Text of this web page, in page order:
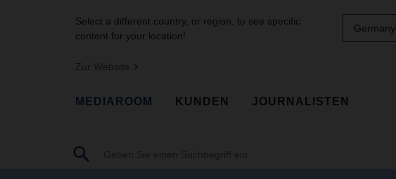
Select a different country, or region, to see specific
content for your location!
Germany
Zur Website
MEDIAROOM KUNDEN JOURNALISTEN